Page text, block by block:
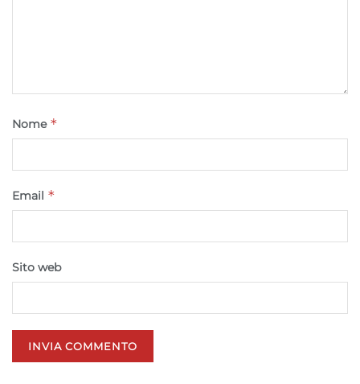
Nome *
Email *
Sito web